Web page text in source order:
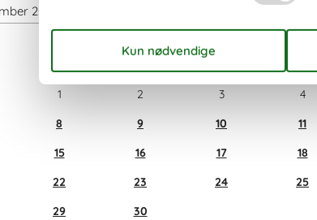
september 2026
1 2 3 4
8 9 10 11
15 16 17 18
22 23 24 25
29
30